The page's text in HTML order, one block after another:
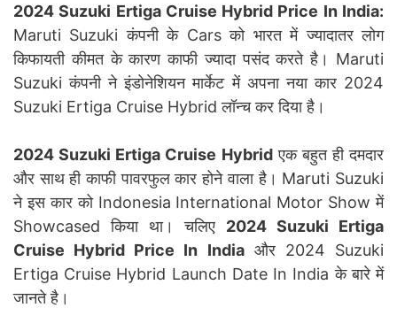
2024 Suzuki Ertiga Cruise Hybrid Price In India:
Maruti Suzuki कंपनी के Cars को भारत में ज्यादातर लोग
किफायती कीमत के कारण काफी ज्यादा पसंद करते है। Maruti
Suzuki कंपनी ने इंडोनेशियन मार्केट में अपना नया कार 2024
Suzuki Ertiga Cruise Hybrid लॉन्च कर दिया है।
2024 Suzuki Ertiga Cruise Hybridएक बहुत ही दमदार
और साथ ही काफी पावरफुल कार होने वाला है। Maruti Suzuki
ने इस कार को Indonesia International Motor Show में
Showcased किया था। चलिए 2024 Suzuki Ertiga
Cruise Hybrid Price In Indiaऔर 2024 Suzuki
Ertiga Cruise Hybrid Launch Date In India के बारे में
जानते है।